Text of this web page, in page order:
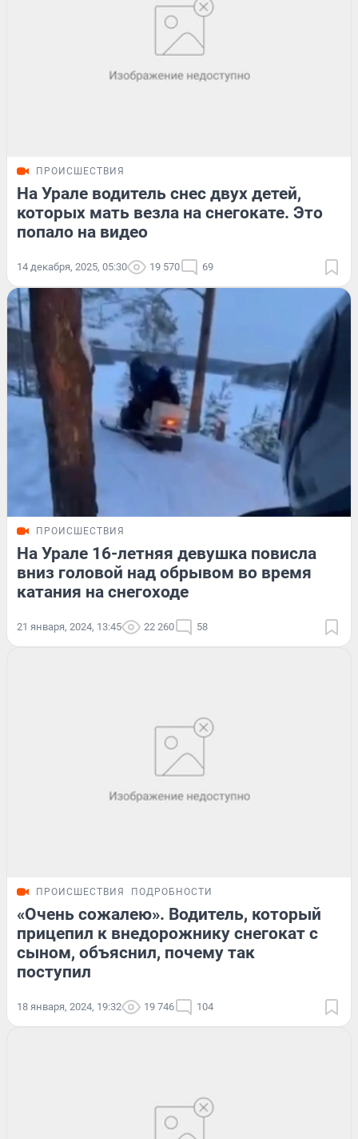
ПРОИСШЕСТВИЯ
На Урале водитель снес двух детей,
которых мать везла на снегокате. Это
попало на видео
14 декабря, 2025, 05:30 19 570 69
ПРОИСШЕСТВИЯ
На Урале 16-летняя девушка повисла
вниз головой над обрывом во время
катания на снегоходе
21 января, 2024, 13:45 22 260 58
ПРОИСШЕСТВИЯ ПОДРОБНОСТИ
«Очень сожалею». Водитель, который
прицепил к внедорожнику снегокат с
сыном, объяснил, почему так
поступил
18 января, 2024, 19:32 19 746 104